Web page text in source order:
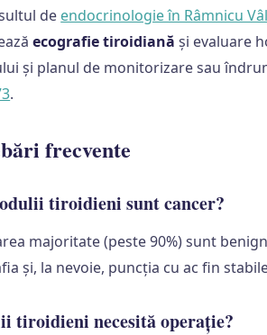
de endocrinologie în Râmnicu
ecografie tiroidiană și evaluare
și planul de monitorizare sau
.
frecvente
tiroidieni sunt cancer?
majoritate (peste 90%) sunt
și, la nevoie, puncția cu ac fin
tiroidieni necesită operație?